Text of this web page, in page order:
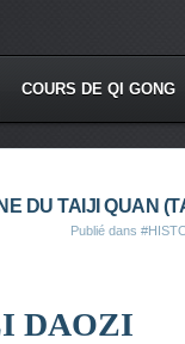
COURS DE QI GONG
DU TAIJI QUAN
Publié dans
DAOZI